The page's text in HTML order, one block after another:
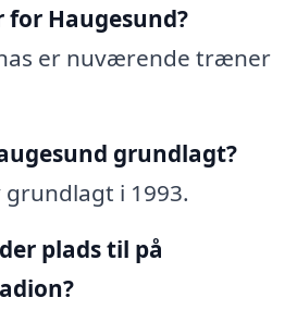
Haugesund?
er nuværende træner
grundlagt?
i 1993.
plads til på